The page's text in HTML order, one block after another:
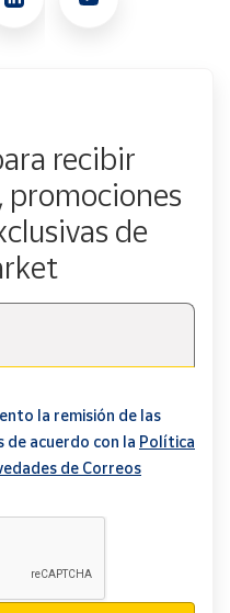
recibir
promociones
de
la remisión de las
de acuerdo con la Política
de Correos